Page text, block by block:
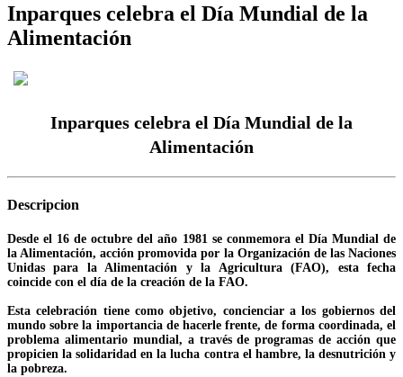
Inparques celebra el Día Mundial de la
Alimentación
Inparques celebra el Día Mundial de la
Alimentación
Descripcion
Desde el 16 de octubre del año 1981 se conmemora el Día Mundial de
la Alimentación, acción promovida por la Organización de las Naciones
Unidas para la Alimentación y la Agricultura (FAO), esta fecha
coincide con el día de la creación de la FAO.
Esta celebración tiene como objetivo, concienciar a los gobiernos del
mundo sobre la importancia de hacerle frente, de forma coordinada, el
problema alimentario mundial, a través de programas de acción que
propicien la solidaridad en la lucha contra el hambre, la desnutrición y
la pobreza.